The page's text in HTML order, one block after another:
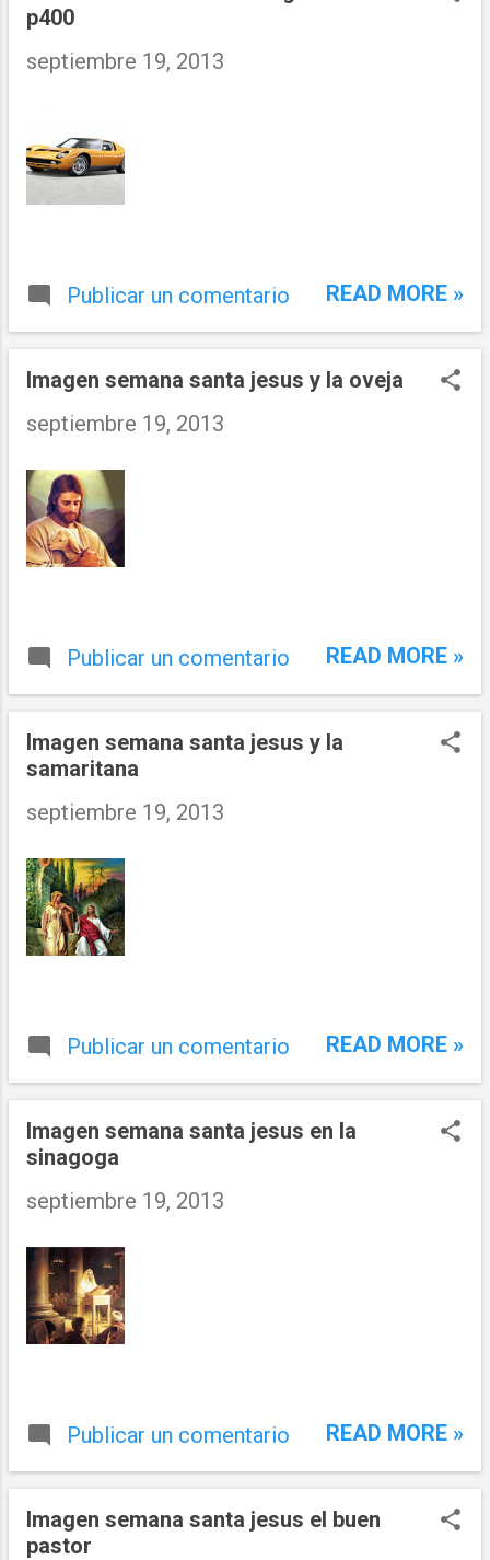
p400
septiembre 19, 2013
Publicar un comentario READ MORE »
Imagen semana santa jesus y la oveja
septiembre 19, 2013
Publicar un comentario READ MORE »
Imagen semana santa jesus y la
samaritana
septiembre 19, 2013
Publicar un comentario READ MORE »
Imagen semana santa jesus en la
sinagoga
septiembre 19, 2013
Publicar un comentario READ MORE »
Imagen semana santa jesus el buen
pastor